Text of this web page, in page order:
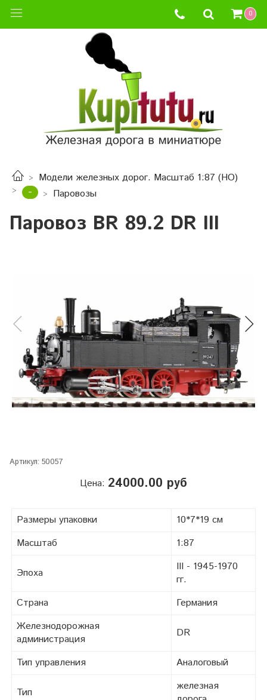
0
Модели железных дорог. Масштаб 1:87 (HO)
- Паровозы
Паровоз BR 89.2 DR III
Артикул: 50057
Цена: 24000.00 руб
Размеры упаковки
10*7*19 см
Масштаб
1:87
Эпоха
III - 1945-1970
гг.
Страна
Германия
Железнодорожная
администрация
DR
Тип управления Аналоговый
Тип
железная